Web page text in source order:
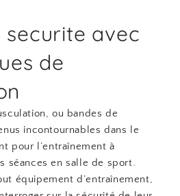
securite avec
de
ou bandes de
incontournables dans le
pour l’entraînement à
séances en salle de sport.
équipement d’entraînement,